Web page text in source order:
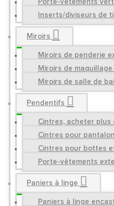
Porte-vêtements
Inserts/diviseurs de
Miroirs
Miroirs de penderie
Miroirs de
Miroirs de salle de
Pendentifs
Cintres, acheter plus
Cintres pour
Cintres pour bottes
Porte-vêtements
Paniers à linge
Paniers à linge